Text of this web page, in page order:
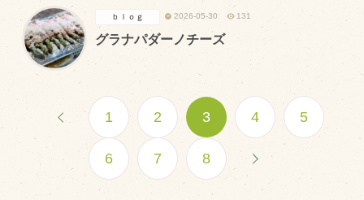
2026-05-30 131
グラナパダーノチーズ
ｂｌｏｇ
1 2 3 4 5
6 7 8